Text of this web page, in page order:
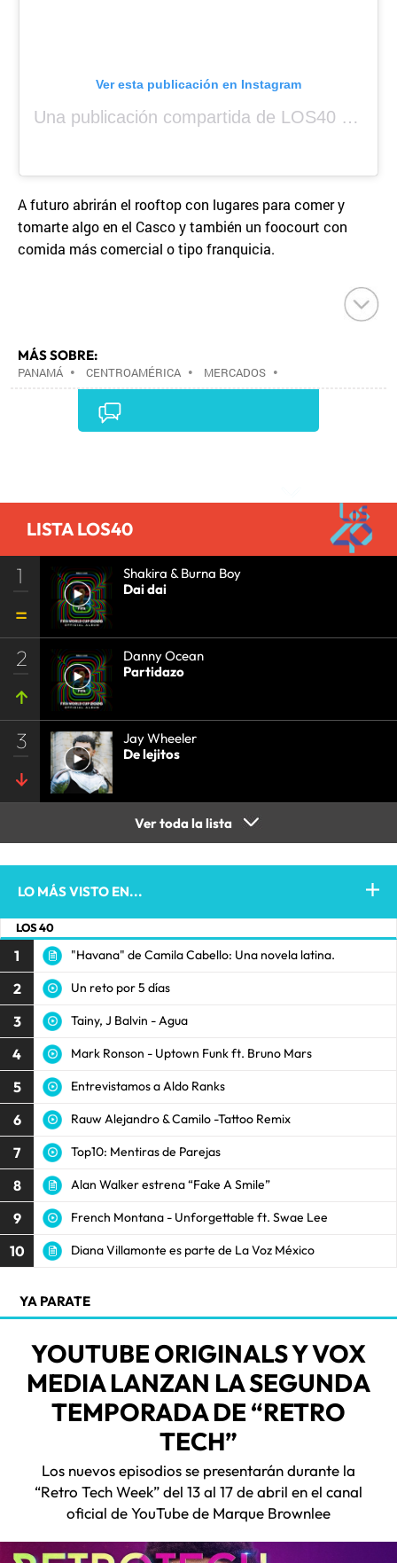
Ver esta publicación en Instagram
Una publicación compartida de LOS40 Panamá 🇵🇦 🎙️🎶 (@los40panama)
A futuro abrirán el rooftop con lugares para comer y
tomarte algo en el Casco y también un foocourt con
comida más comercial o tipo franquicia.
MÁS SOBRE:
PANAMÁ • CENTROAMÉRICA • MERCADOS •
ESTABLECIMIENTOS COMERCIALES•
LATINOAMÉRICA•
•
LISTA LOS40
1
Shakira & Burna Boy
Dai dai
2
Danny Ocean
Partidazo
3
Jay Wheeler
De lejitos
Ver toda la lista
LO MÁS VISTO EN...
LOS 40
1 "Havana" de Camila Cabello: Una novela latina.
2 Un reto por 5 días
3 Tainy, J Balvin - Agua
4 Mark Ronson - Uptown Funk ft. Bruno Mars
5 Entrevistamos a Aldo Ranks
6 Rauw Alejandro & Camilo -Tattoo Remix
7 Top10: Mentiras de Parejas
8 Alan Walker estrena “Fake A Smile”
9 French Montana - Unforgettable ft. Swae Lee
10 Diana Villamonte es parte de La Voz México
YA PARATE
YOUTUBE ORIGINALS Y VOX
MEDIA LANZAN LA SEGUNDA
TEMPORADA DE “RETRO
TECH”
Los nuevos episodios se presentarán durante la
“Retro Tech Week” del 13 al 17 de abril en el canal
oficial de YouTube de Marque Brownlee